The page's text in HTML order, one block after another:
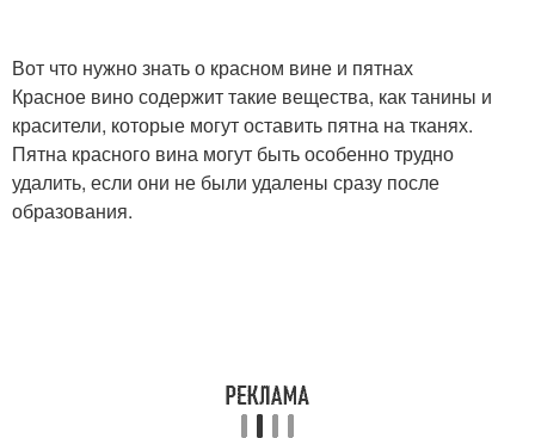
Вот что нужно знать о красном вине и пятнах
Красное вино содержит такие вещества, как танины и
красители, которые могут оставить пятна на тканях.
Пятна красного вина могут быть особенно трудно
удалить, если они не были удалены сразу после
образования.